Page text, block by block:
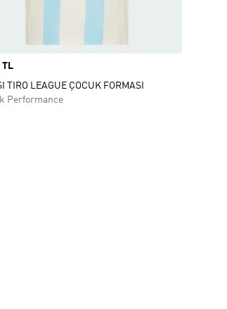
TL
TIRO LEAGUE ÇOCUK FORMASI
Performance